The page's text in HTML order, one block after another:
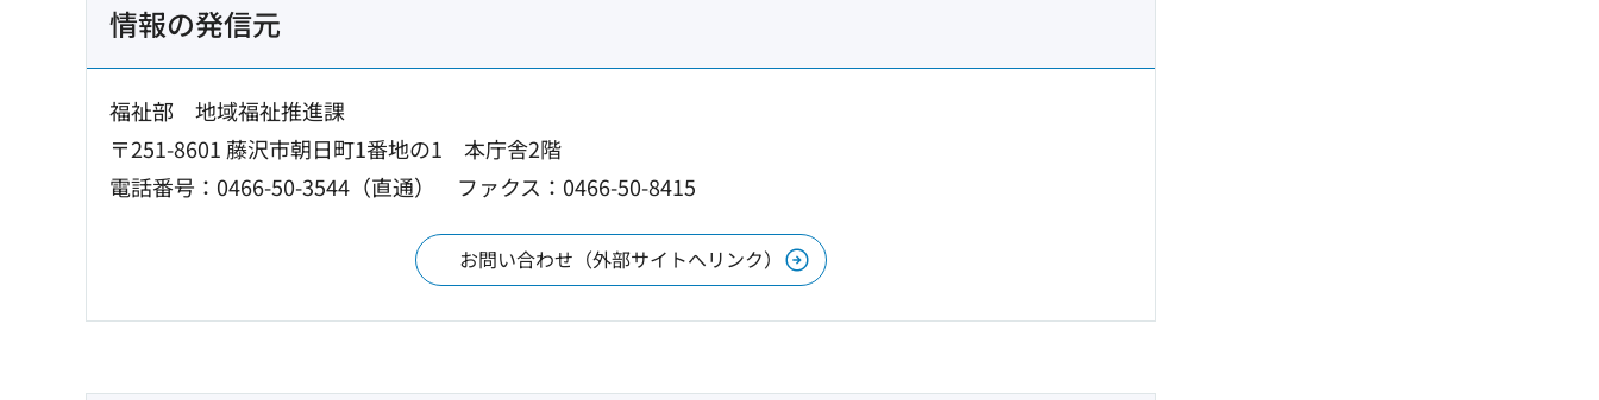
情報の発信元
福祉部 地域福祉推進課
〒251-8601 藤沢市朝日町1番地の1 本庁舎2階
電話番号：0466-50-3544（直通）
ファクス：0466-50-8415
お問い合わせ（外部サイトへリンク）